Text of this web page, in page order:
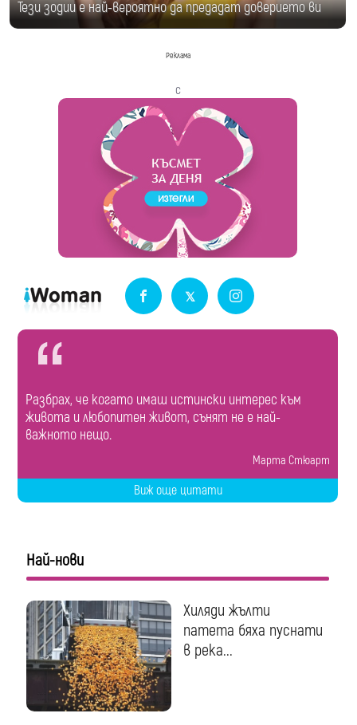
Тези зодии е най-вероятно да предадат доверието ви
Реклама
с
Разбрах, че когато имаш истински интерес към
живота и любопитен живот, сънят не е най-
важното нещо.
Марта Стюарт
Виж още цитати
Най-нови
Хиляди жълти
патета бяха пуснати
в река...